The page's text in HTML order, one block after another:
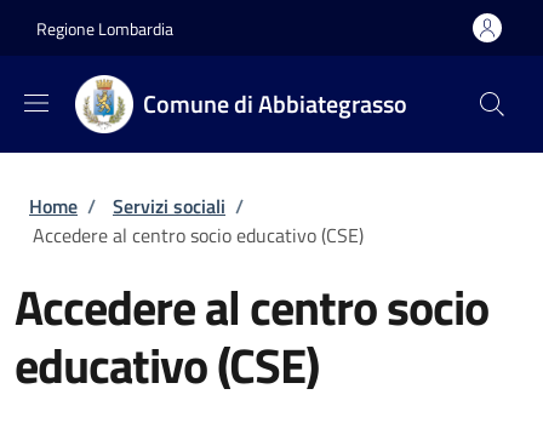
Regione Lombardia
Comune di Abbiategrasso
Briciole di pane
Home / Servizi sociali /
Accedere al centro socio educativo (CSE)
Accedere al centro socio
educativo (CSE)